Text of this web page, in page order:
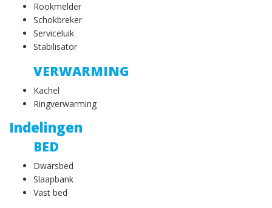
Rookmelder
Schokbreker
Serviceluik
Stabilisator
VERWARMING
Kachel
Ringverwarming
Indelingen
BED
Dwarsbed
Slaapbank
Vast bed